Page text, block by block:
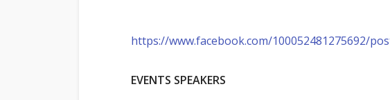
https://www.facebook.com/100052481275692/
EVENTS SPEAKERS